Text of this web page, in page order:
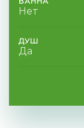
Нет
ДУШ
Да